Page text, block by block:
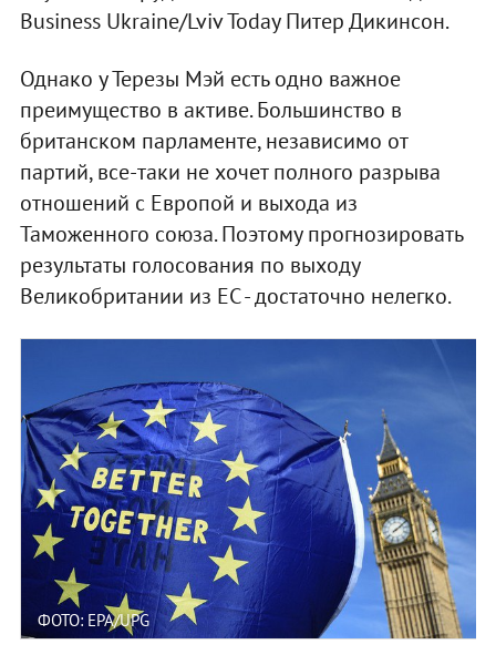
Business Ukraine/Lviv Today Питер Дикинсон.
Однако у Терезы Мэй есть одно важное
преимущество в активе. Большинство в
британском парламенте, независимо от
партий, все-таки не хочет полного разрыва
отношений с Европой и выхода из
Таможенного союза. Поэтому прогнозировать
результаты голосования по выходу
Великобритании из ЕС - достаточно нелегко.
ФОТО: EPA/UPG